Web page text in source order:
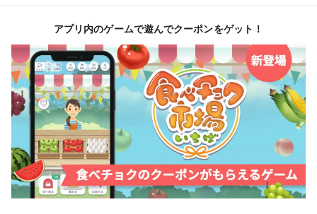
アプリ内のゲームで遊んでクーポンをゲット！